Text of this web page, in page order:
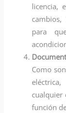
licencia,
para
Como
cualquier
función